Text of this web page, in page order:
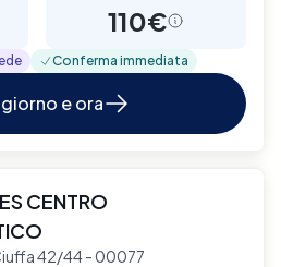
110€
Conferma immediata
e ora
CENTRO
42/44 - 00077